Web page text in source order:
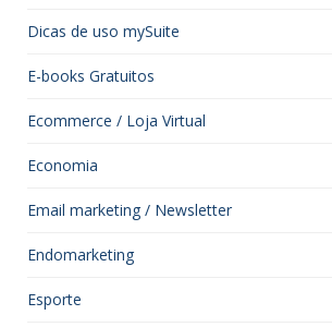
Dicas de uso mySuite
E-books Gratuitos
Ecommerce / Loja Virtual
Economia
Email marketing / Newsletter
Endomarketing
Esporte